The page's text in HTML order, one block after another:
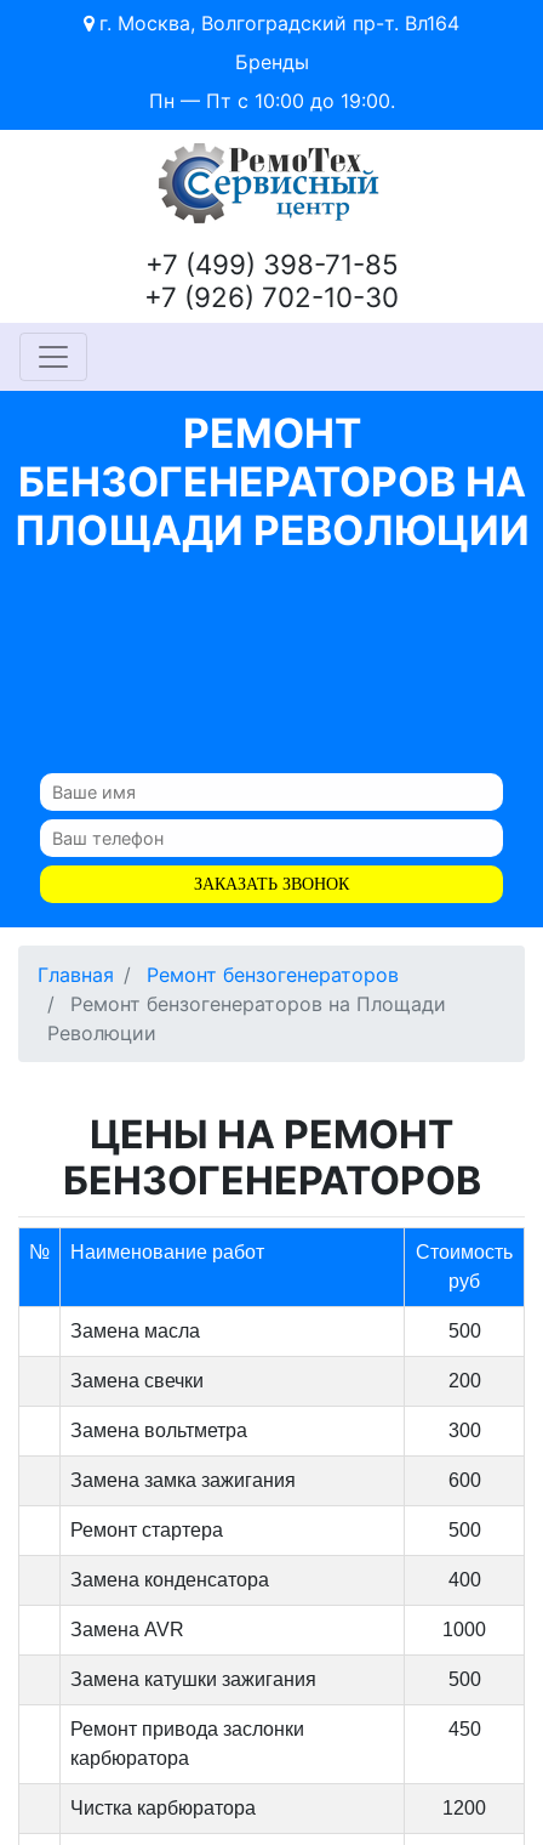
г. Москва, Волгоградский пр-т. Вл164
Бренды
Пн — Пт с 10:00 до 19:00.
+7 (499) 398-71-85
+7 (926) 702-10-30
РЕМОНТ
БЕНЗОГЕНЕРАТОРОВ НА
ПЛОЩАДИ РЕВОЛЮЦИИ
ЗАКАЗАТЬ ЗВОНОК
Главная
Ремонт бензогенераторов
Ремонт бензогенераторов на Площади
Революции
ЦЕНЫ НА РЕМОНТ
БЕНЗОГЕНЕРАТОРОВ
№ Наименование работ
Стоимость
руб
Замена масла 500
Замена свечки 200
Замена вольтметра 300
Замена замка зажигания 600
Ремонт стартера 500
Замена конденсатора 400
Замена AVR 1000
Замена катушки зажигания 500
Ремонт привода заслонки
карбюратора
450
Чистка карбюратора 1200